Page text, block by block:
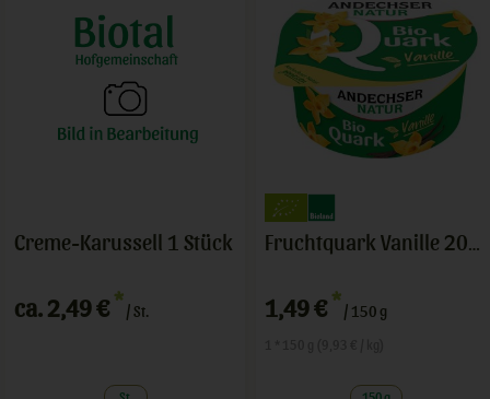
Creme-Karussell 1 Stück
ca. 2,49 € */ St.
Fruchtquark Vanille 20%
1,49 € */ 150 g